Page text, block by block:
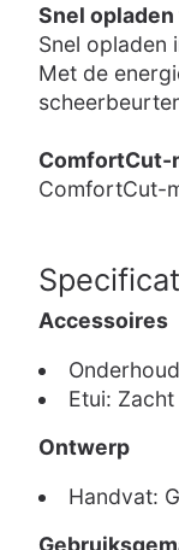
Snel
Snel opladen
Met de
ComfortCut-
ComfortCut-
Accessoires
Etui:
Ontwerp
Handvat: